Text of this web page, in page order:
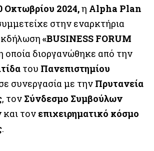
Οκτωβρίου 2024,η Alpha Plan
στην εναρκτήρια
«BUSINESS FORUM
οποία διοργανώθηκε από την
του Πανεπιστημίου
συνεργασία με την Πρυτανεία
, τον Σύνδεσμο Συμβούλων
και τον επιχειρηματικό κόσμο
.